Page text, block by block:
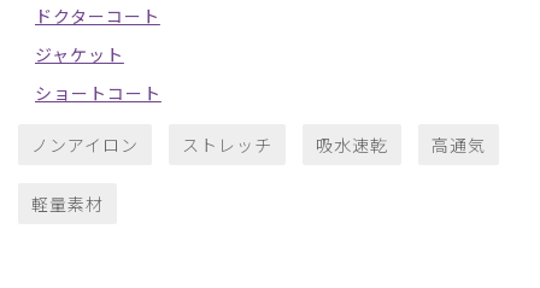
ドクターコート
ジャケット
ショートコート
ノンアイロン ストレッチ 吸水速乾 高通気
軽量素材